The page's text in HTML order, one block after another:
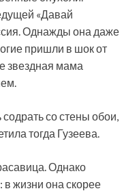
«Давай
Однажды она даже
пришли в шок от
звездная мама
со стены обои,
тогда Гузеева.
Однако
жизни она скорее